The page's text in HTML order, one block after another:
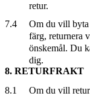
retur.
7.4
Om du vill byta
färg, returnera
önskemål. Du
dig.
8. RETURFRAKT
8.1
Om du vill